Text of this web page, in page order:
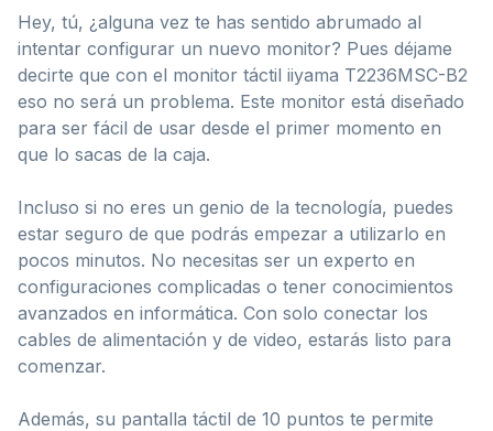
Hey, tú, ¿alguna vez te has sentido abrumado al
intentar configurar un nuevo monitor? Pues déjame
decirte que con el monitor táctil iiyama T2236MSC-B2
eso no será un problema. Este monitor está diseñado
para ser fácil de usar desde el primer momento en
que lo sacas de la caja.
Incluso si no eres un genio de la tecnología, puedes
estar seguro de que podrás empezar a utilizarlo en
pocos minutos. No necesitas ser un experto en
configuraciones complicadas o tener conocimientos
avanzados en informática. Con solo conectar los
cables de alimentación y de video, estarás listo para
comenzar.
Además, su pantalla táctil de 10 puntos te permite